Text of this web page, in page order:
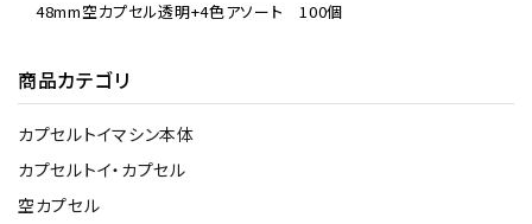
48mm空カプセル透明+4色アソート 100個
商品カテゴリ
カプセルトイマシン本体
カプセルトイ・カプセル
空カプセル